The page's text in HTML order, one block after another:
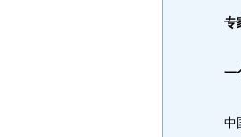
专
一
中国